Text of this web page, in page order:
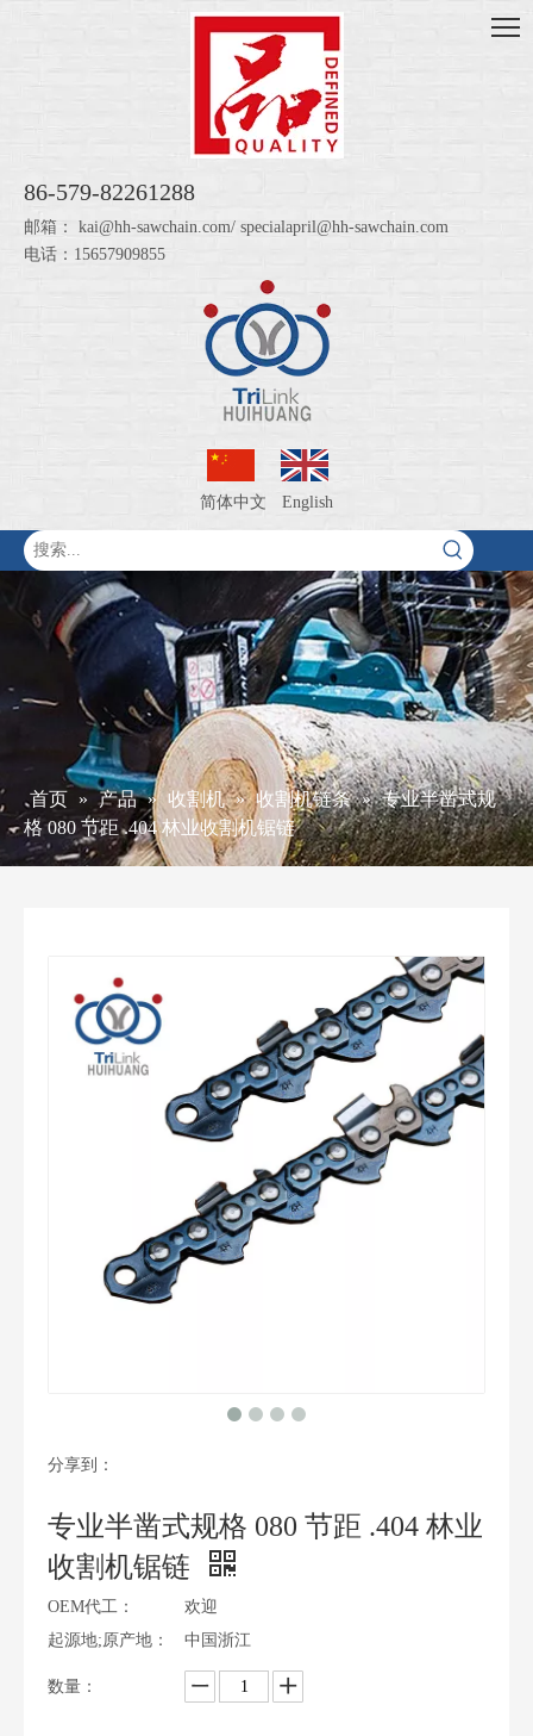
86-579-82261288
邮箱： kai@hh-sawchain.com/ specialapril@hh-sawchain.com
电话：15657909855
简体中文 English
首页 » 产品 » 收割机 » 收割机链条 » 专业半凿式规
格 080 节距 .404 林业收割机锯链
分享到：
专业半凿式规格 080 节距 .404 林业
收割机锯链
OEM代工：
欢迎
起源地;原产地：
中国浙江
数量：